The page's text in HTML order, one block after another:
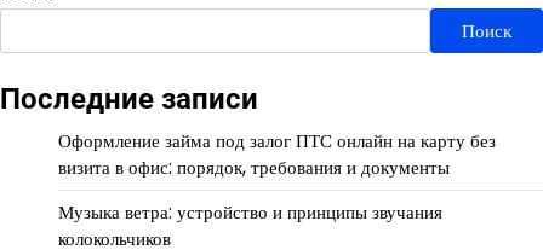
Поиск
Последние записи
Оформление займа под залог ПТС онлайн на карту без
визита в офис: порядок, требования и документы
Музыка ветра: устройство и принципы звучания
колокольчиков